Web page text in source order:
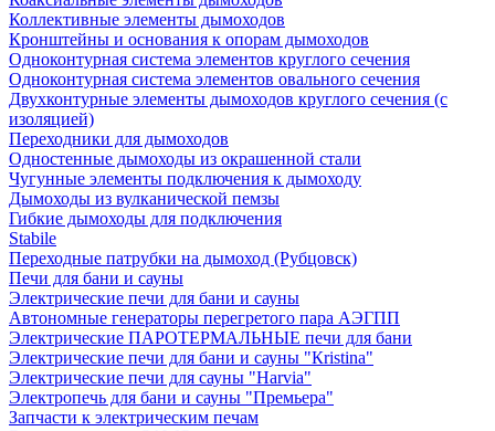
Коллективные элементы дымоходов
Кронштейны и основания к опорам дымоходов
Одноконтурная система элементов круглого сечения
Одноконтурная система элементов овального сечения
Двухконтурные элементы дымоходов круглого сечения (с
изоляцией)
Переходники для дымоходов
Одностенные дымоходы из окрашенной стали
Чугунные элементы подключения к дымоходу
Дымоходы из вулканической пемзы
Гибкие дымоходы для подключения
Stabile
Переходные патрубки на дымоход (Рубцовск)
Печи для бани и сауны
Электрические печи для бани и сауны
Автономные генераторы перегретого пара АЭГПП
Электрические ПАРОТЕРМАЛЬНЫЕ печи для бани
Электрические печи для бани и сауны "Кristina"
Электрические печи для сауны "Harvia"
Электропечь для бани и сауны "Премьера"
Запчасти к электрическим печам